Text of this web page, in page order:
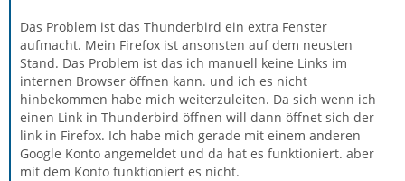
Das Problem ist das Thunderbird ein extra Fenster
aufmacht. Mein Firefox ist ansonsten auf dem neusten
Stand. Das Problem ist das ich manuell keine Links im
internen Browser öffnen kann. und ich es nicht
hinbekommen habe mich weiterzuleiten. Da sich wenn ich
einen Link in Thunderbird öffnen will dann öffnet sich der
link in Firefox. Ich habe mich gerade mit einem anderen
Google Konto angemeldet und da hat es funktioniert. aber
mit dem Konto funktioniert es nicht.